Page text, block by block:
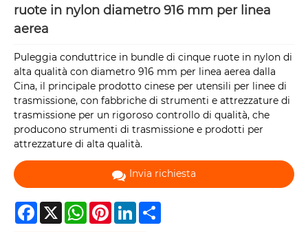
ruote in nylon diametro 916 mm per linea
aerea
Puleggia conduttrice in bundle di cinque ruote in nylon di
alta qualità con diametro 916 mm per linea aerea dalla
Cina, il principale prodotto cinese per utensili per linee di
trasmissione, con fabbriche di strumenti e attrezzature di
trasmissione per un rigoroso controllo di qualità, che
producono strumenti di trasmissione e prodotti per
attrezzature di alta qualità.
Invia richiesta
Facebook
X WhatsAppPinterestLinkedIn